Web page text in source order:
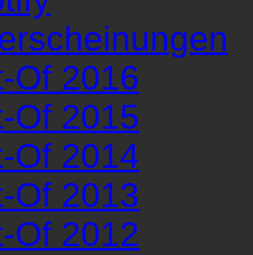
Of 2016
Of 2015
Of 2014
Of 2013
Of 2012